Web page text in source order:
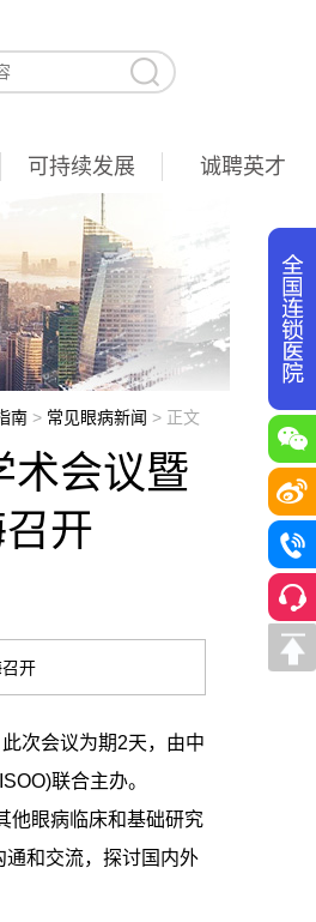
可持续发展 诚聘英才
南 > 常见眼病新闻 > 正文
术会议暨
开
开
次会议为期2天，由中
联合主办。
眼病临床和基础研究
通和交流，探讨国内外